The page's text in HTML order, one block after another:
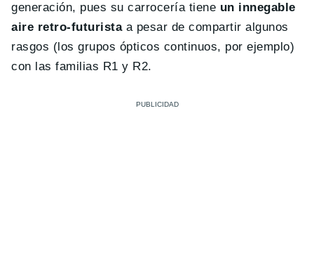
generación, pues su carrocería tiene un innegable
aire retro-futuristaa pesar de compartir algunos
rasgos (los grupos ópticos continuos, por ejemplo)
con las familias R1 y R2.